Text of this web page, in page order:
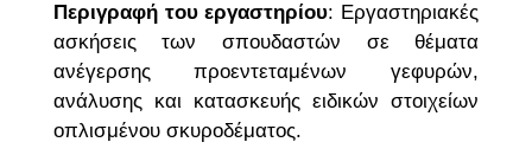
Περιγραφή του εργαστηρίου: Εργαστηριακές
ασκήσεις των σπουδαστών σε θέματα
ανέγερσης προεντεταμένων γεφυρών,
ανάλυσης και κατασκευής ειδικών στοιχείων
οπλισμένου σκυροδέματος.